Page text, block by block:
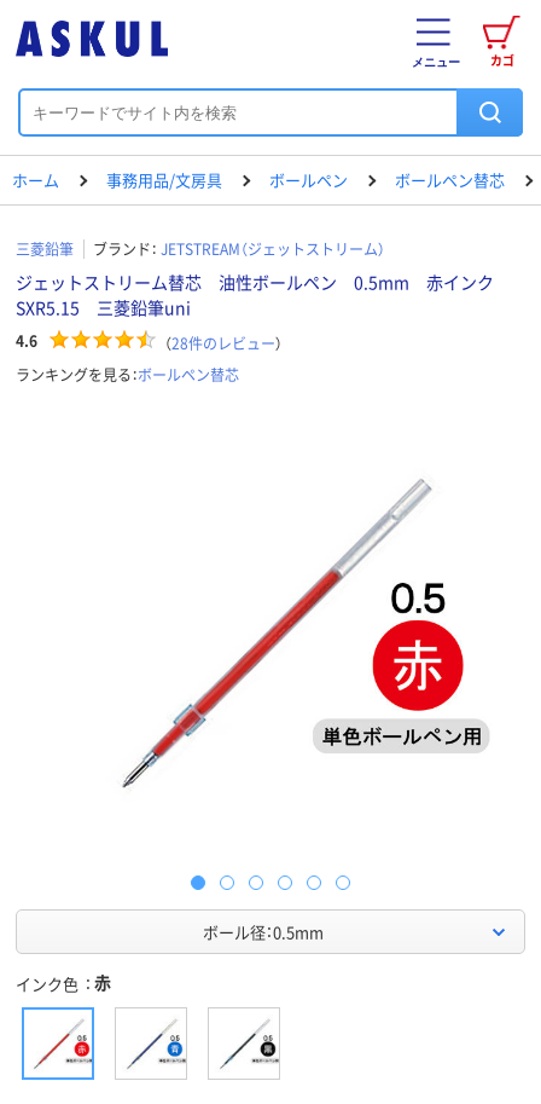
カゴ
メニュー
ホーム 事務用品/文房具 ボールペン ボールペン替芯
三菱鉛筆 ブランド： JETSTREAM（ジェットストリーム）
ジェットストリーム替芯 油性ボールペン 0.5mm 赤インク
SXR5.15 三菱鉛筆uni
4.6 （28件のレビュー）
ランキングを見る：ボールペン替芯
ボール径：0.5mm
インク色 赤